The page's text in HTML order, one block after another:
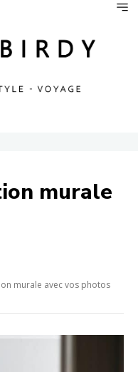
murale
murale avec vos photos